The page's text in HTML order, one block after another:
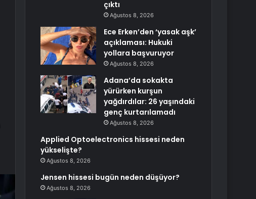
çıktı
Ağustos 8, 2026
Ece Erken’den ‘yasak aşk’
açıklaması: Hukuki
yollara başvuruyor
Ağustos 8, 2026
Adana’da sokakta
yürürken kurşun
yağdırdılar: 26 yaşındaki
genç kurtarılamadı
Ağustos 8, 2026
Applied Optoelectronics hissesi neden
yükselişte?
Ağustos 8, 2026
Jensen hissesi bugün neden düşüyor?
Ağustos 8, 2026